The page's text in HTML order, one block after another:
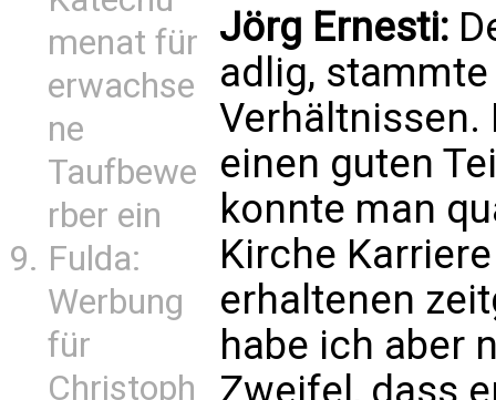
menat für
erwachse
ne
Taufbewe
rber ein
Fulda:
Werbung
für
Christoph
Jörg Ernesti:
adlig,
Verhältnissen.
einen guten
konnte man
Kirche
erhaltenen
habe ich aber